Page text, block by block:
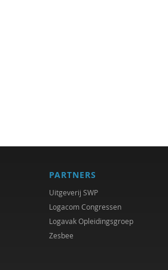
PARTNERS
Uitgeverij SWP
Logacom Congressen
Logavak Opleidingsgroep
Zesbee